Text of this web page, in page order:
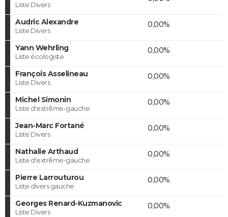
Liste Divers
Audric Alexandre
Liste Divers
0,00%
Yann Wehrling
Liste écologiste
0,00%
François Asselineau
Liste Divers
0,00%
Michel Simonin
Liste d'extrême-gauche
0,00%
Jean-Marc Fortané
Liste Divers
0,00%
Nathalie Arthaud
Liste d'extrême-gauche
0,00%
Pierre Larrouturou
Liste divers gauche
0,00%
Georges Renard-Kuzmanovic
Liste Divers
0,00%